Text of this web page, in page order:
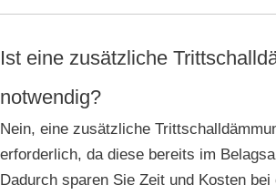
Ist eine zusätzliche
notwendig?
Nein, eine zusätzliche
erforderlich, da diese bereits im
Dadurch sparen Sie Zeit und Kosten bei